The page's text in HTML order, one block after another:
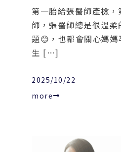
第一胎給張醫師產檢
師，張醫師總是很溫
題😊，也都會關心媽媽
生 […]
2025/10/22
more